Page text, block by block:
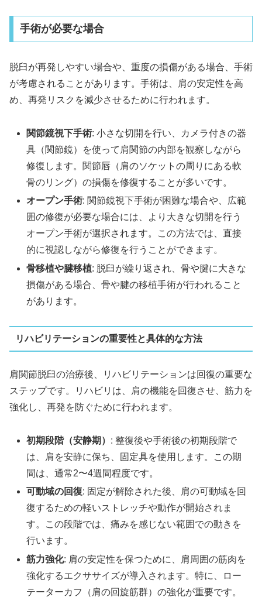
手術が必要な場合
脱臼が再発しやすい場合や、重度の損傷がある場合、手術
が考慮されることがあります。手術は、肩の安定性を高
め、再発リスクを減少させるために行われます。
関節鏡視下手術: 小さな切開を行い、カメラ付きの器
具（関節鏡）を使って肩関節の内部を観察しながら
修復します。関節唇（肩のソケットの周りにある軟
骨のリング）の損傷を修復することが多いです。
オープン手術: 関節鏡視下手術が困難な場合や、広範
囲の修復が必要な場合には、より大きな切開を行う
オープン手術が選択されます。この方法では、直接
的に視認しながら修復を行うことができます。
骨移植や腱移植: 脱臼が繰り返され、骨や腱に大きな
損傷がある場合、骨や腱の移植手術が行われること
があります。
リハビリテーションの重要性と具体的な方法
肩関節脱臼の治療後、リハビリテーションは回復の重要な
ステップです。リハビリは、肩の機能を回復させ、筋力を
強化し、再発を防ぐために行われます。
初期段階（安静期） : 整復後や手術後の初期段階で
は、肩を安静に保ち、固定具を使用します。この期
間は、通常2〜4週間程度です。
可動域の回復: 固定が解除された後、肩の可動域を回
復するための軽いストレッチや動作が開始されま
す。この段階では、痛みを感じない範囲での動きを
行います。
筋力強化: 肩の安定性を保つために、肩周囲の筋肉を
強化するエクササイズが導入されます。特に、ロー
テーターカフ（肩の回旋筋群）の強化が重要です。